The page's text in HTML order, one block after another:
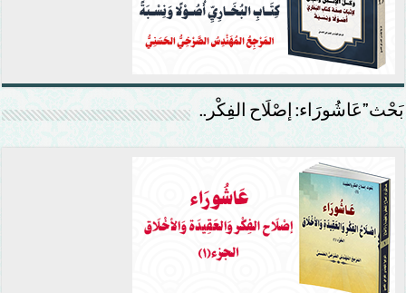
بَحْث”عَاشُورَاء: إصْلَاح الفِكْر..